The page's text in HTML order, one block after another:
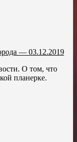
— 03.12.2019
О том, что
планерке.